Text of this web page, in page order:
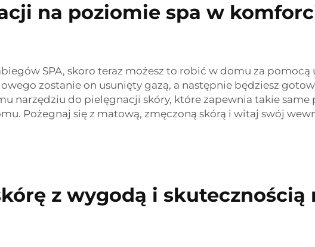
na poziomie spa w
SPA, skoro teraz możesz to robić w domu za
zostanie on usunięty gazą, a następnie będziesz
narzędziu do pielęgnacji skóry, które zapewnia takie same
Pożegnaj się z matową, zmęczoną skórą i witaj swój
z wygodą i